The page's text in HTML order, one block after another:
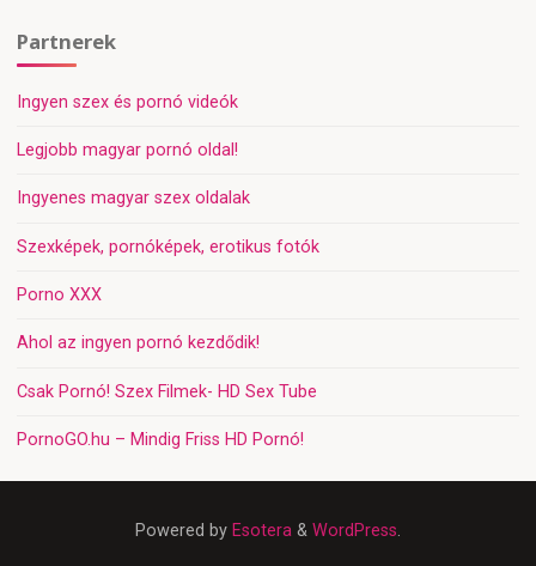
Partnerek
Ingyen szex és pornó videók
Legjobb magyar pornó oldal!
Ingyenes magyar szex oldalak
Szexképek, pornóképek, erotikus fotók
Porno XXX
Ahol az ingyen pornó kezdődik!
Csak Pornó! Szex Filmek- HD Sex Tube
PornoGO.hu – Mindig Friss HD Pornó!
Powered by Esotera & WordPress.